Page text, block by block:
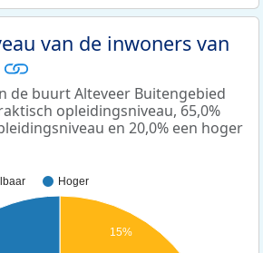
van de inwoners van
de buurt Alteveer Buitengebied
opleidingsniveau, 65,0%
en 20,0% een hoger
Hoger
15%